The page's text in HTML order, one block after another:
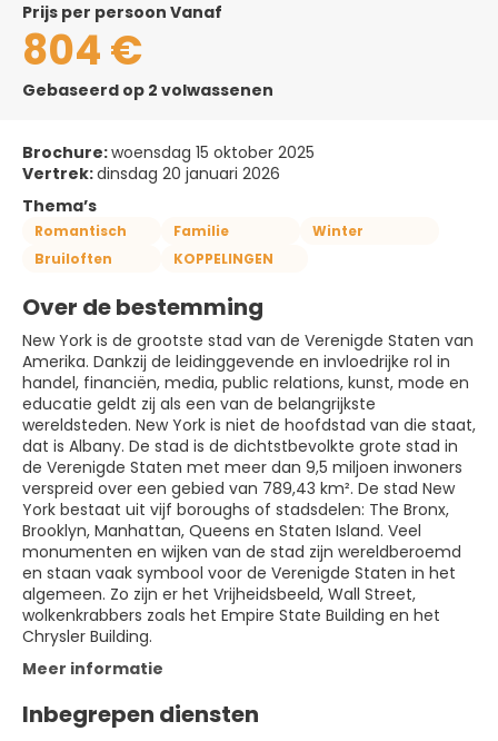
prijs per persoon Vanaf
804 €
Gebaseerd op 2 volwassenen
Brochure:woensdag 15 oktober 2025
Vertrek:dinsdag 20 januari 2026
Thema’s
Romantisch Familie
Winter
Bruiloften
KOPPELINGEN
Over de bestemming
New York is de grootste stad van de Verenigde Staten van
Amerika. Dankzij de leidinggevende en invloedrijke rol in
handel, financiën, media, public relations, kunst, mode en
educatie geldt zij als een van de belangrijkste
wereldsteden. New York is niet de hoofdstad van die staat,
dat is Albany. De stad is de dichtstbevolkte grote stad in
de Verenigde Staten met meer dan 9,5 miljoen inwoners
verspreid over een gebied van 789,43 km². De stad New
York bestaat uit vijf boroughs of stadsdelen: The Bronx,
Brooklyn, Manhattan, Queens en Staten Island. Veel
monumenten en wijken van de stad zijn wereldberoemd
en staan vaak symbool voor de Verenigde Staten in het
algemeen. Zo zijn er het Vrijheidsbeeld, Wall Street,
wolkenkrabbers zoals het Empire State Building en het
Chrysler Building.
Meer informatie
Inbegrepen diensten